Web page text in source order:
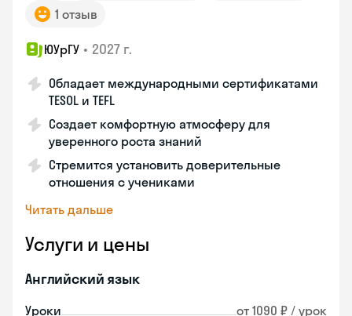
1 отзыв
ЮУрГУ • 2027 г.
Обладает международными сертификатами
TESOL и TEFL
Создает комфортную атмосферу для
уверенного роста знаний
Стремится установить доверительные
отношения с учениками
Читать дальше
Услуги и цены
Английский язык
Уроки от 1090 ₽ / урок